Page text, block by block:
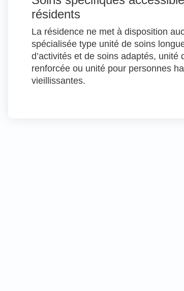
résidents
La résidence ne met à disposition
spécialisée type unité de soins
d’activités et de soins adaptés, unité
renforcée ou unité pour personnes
vieillissantes.